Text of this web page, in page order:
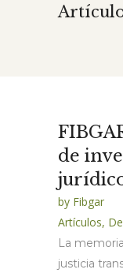
de
by Fibgar
Artículos,
La
justicia